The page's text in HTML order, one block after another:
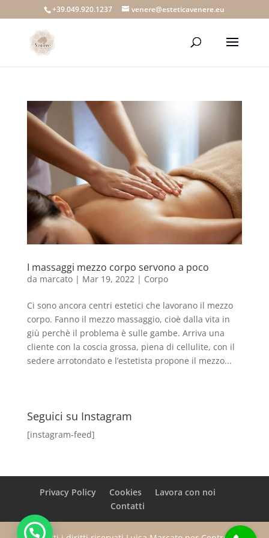
+39.049.920.1237 venere@esteticavenere.eu
I massaggi mezzo corpo servono a poco
da marcato| Mar 19, 2022| Corpo
Ci sono ancora centri estetici che lavorano il mezzo
corpo. Fanno il mezzo massaggio, cioè dalla vita in
giù perchè il problema è sulle gambe. Arriva una
cliente con la coscia grossa, piena di cellulite, con il
sedere arrotondato e l’estetista propone il mezzo...
Seguici su Instagram
[instagram-feed]
Privacy Policy Cookies
Lavora con noi
Contatti